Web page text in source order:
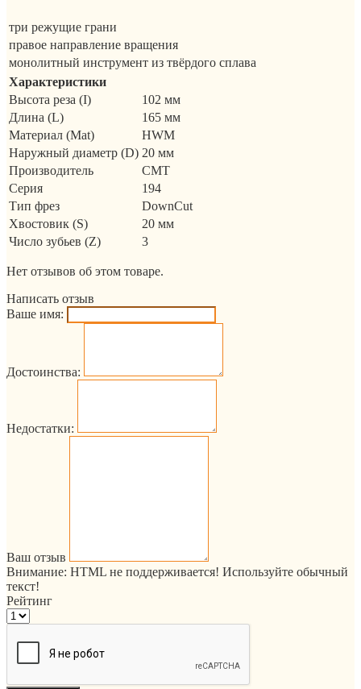
три режущие грани
правое направление вращения
монолитный инструмент из твёрдого сплава
Характеристики
Высота реза (I)
102 мм
Длина (L)
165 мм
Материал (Mat)
HWM
Наружный диаметр (D) 20 мм
Производитель
CMT
Серия
194
Тип фрез
DownCut
Хвостовик (S)
20 мм
Число зубьев (Z)
3
Нет отзывов об этом товаре.
Написать отзыв
Ваше имя:
Достоинства:
Недостатки:
Ваш отзыв
Внимание: HTML не поддерживается! Используйте обычный
текст!
Рейтинг